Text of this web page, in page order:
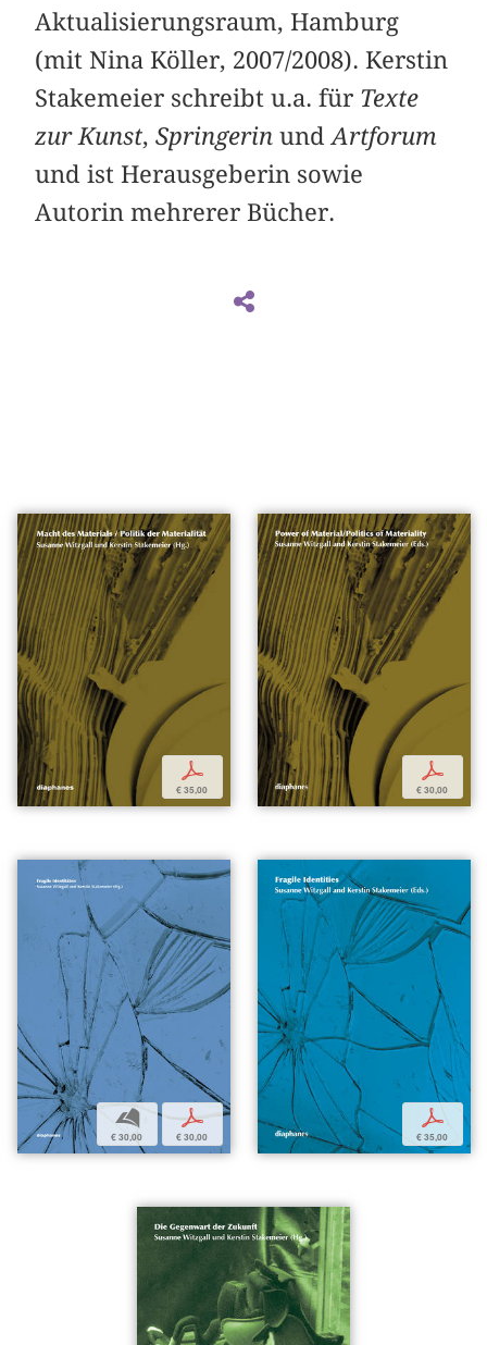
Aktualisierungsraum, Hamburg
(mit Nina Köller, 2007/2008). Kerstin
Stakemeier schreibt u.a. für Texte
zur Kunst,SpringerinundArtforum
und ist Herausgeberin sowie
Autorin mehrerer Bücher.
p
€ 35,00
p
€ 30,00
b
€ 30,00
p
€ 30,00
p
€ 35,00